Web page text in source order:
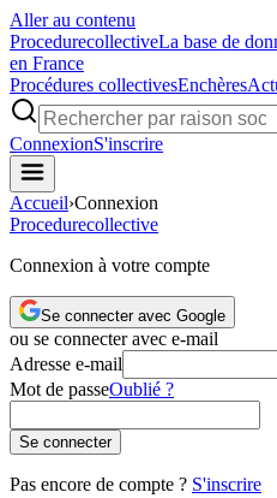
Aller au contenu
ProcedurecollectiveLa base de
en France
Procédures collectivesEnchères
ConnexionS'inscrire
Accueil›Connexion
Procedurecollective
Connexion à votre compte
Se connecter avec Google
ou se connecter avec e-mail
Adresse e-mail
Mot de passeOublié ?
Se connecter
Pas encore de compte ? S'inscrire